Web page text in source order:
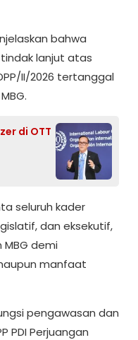
bahwa
lanjut atas
II/2026 tertanggal
di OTT
seluruh kader
dan eksekutif,
demi
manfaat
pengawasan dan
PDI Perjuangan